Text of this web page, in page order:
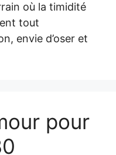
où la timidité
tout
envie d’oser et
pour